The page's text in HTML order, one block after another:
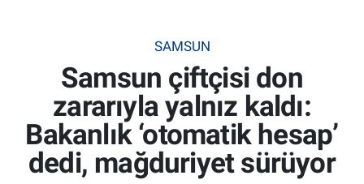
SAMSUN
Samsun çiftçisi don
zararıyla yalnız kaldı:
Bakanlık ‘otomatik hesap’
dedi, mağduriyet sürüyor
Tarımsal Destekler
Tarım Bakanlığı
TZOB
Tüm Manşetler
Son Dakika Haberleri
Haber Arşivi